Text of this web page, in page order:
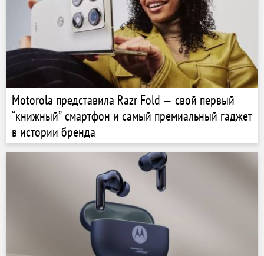
Motorola представила Razr Fold — свой первый
“книжный” смартфон и самый премиальный гаджет
в истории бренда